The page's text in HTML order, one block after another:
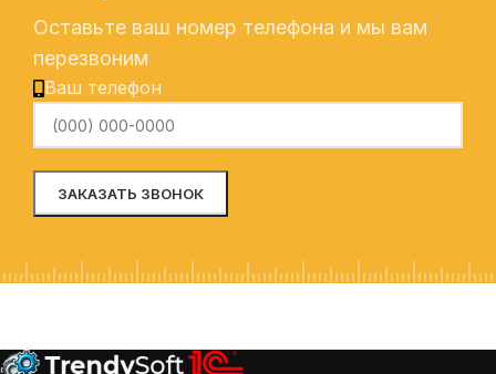
Оставьте ваш номер телефона и мы вам
перезвоним
Ваш телефон